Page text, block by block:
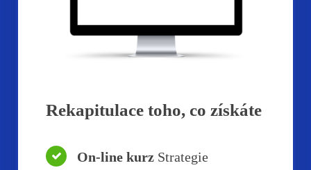
Rekapitulace toho, co získáte
On-line kurz Strategie